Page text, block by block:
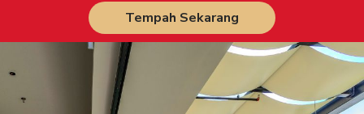
Tempah Sekarang